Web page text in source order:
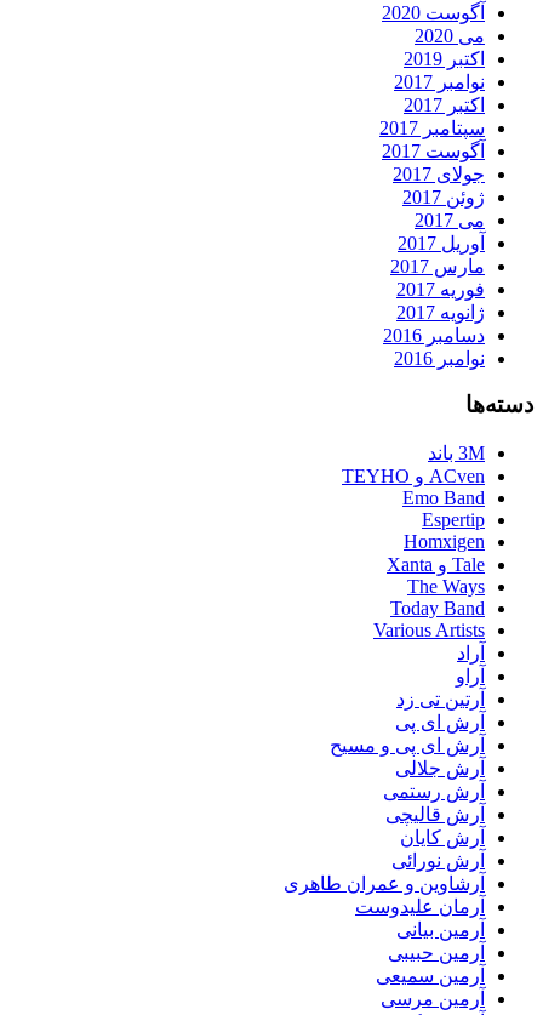
آگوست 2020
می 2020
اکتبر 2019
نوامبر 2017
اکتبر 2017
سپتامبر 2017
آگوست 2017
جولای 2017
ژوئن 2017
می 2017
آوریل 2017
مارس 2017
فوریه 2017
ژانویه 2017
دسامبر 2016
نوامبر 2016
دسته‌ها
3M باند
ACven و TEYHO
Emo Band
Espertip
Homxigen
Tale و Xanta
The Ways
Today Band
Various Artists
آراد
آراو
آرتین تی زد
آرش ای پی
آرش ای پی و مسیح
آرش جلالی
آرش رستمی
آرش قالیچی
آرش کایان
آرش نورائی
آرشاوین و عمران طاهری
آرمان علیدوست
آرمین بیانی
آرمین حبیبی
آرمین سمیعی
آرمین مرسی